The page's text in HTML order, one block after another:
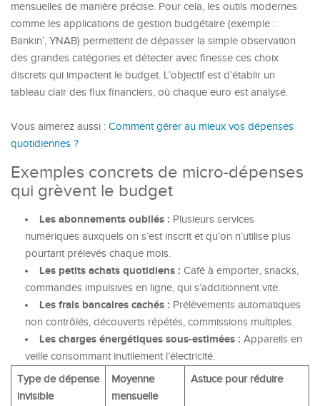
mensuelles de manière précise. Pour cela, les outils modernes
comme les applications de gestion budgétaire (exemple :
Bankin’, YNAB) permettent de dépasser la simple observation
des grandes catégories et détecter avec finesse ces choix
discrets qui impactent le budget. L’objectif est d’établir un
tableau clair des flux financiers, où chaque euro est analysé.
Vous aimerez aussi : Comment gérer au mieux vos dépenses
quotidiennes ?
Exemples concrets de micro-dépenses
qui grèvent le budget
Les abonnements oubliés : Plusieurs services
numériques auxquels on s’est inscrit et qu’on n’utilise plus
pourtant prélevés chaque mois.
Les petits achats quotidiens : Café à emporter, snacks,
commandes impulsives en ligne, qui s’additionnent vite.
Les frais bancaires cachés : Prélèvements automatiques
non contrôlés, découverts répétés, commissions multiples.
Les charges énergétiques sous-estimées : Appareils en
veille consommant inutilement l’électricité.
Type de dépense
invisible
Moyenne
mensuelle
Astuce pour réduire